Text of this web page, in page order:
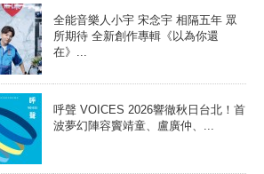
全能音樂人小宇 宋念宇 相隔五年 眾
所期待 全新創作專輯《以為你還
在》...
呼聲 VOICES 2026響徹秋日台北！首
波夢幻陣容竇靖童、盧廣仲、...